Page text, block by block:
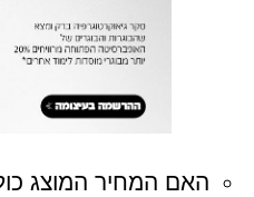
האם המחיר המוצג